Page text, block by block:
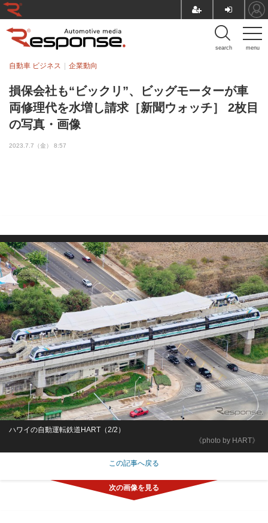
menu
search
損保会社も“ビックリ”、ビッグモーターが車
両修理代を水増し請求［新聞ウォッチ］ 2枚目
の写真・画像
自動車 ビジネス 企業動向
2023.7.7（金） 8:57
《photo by HART》
ハワイの自動運転鉄道HART（2/2）
この記事へ戻る